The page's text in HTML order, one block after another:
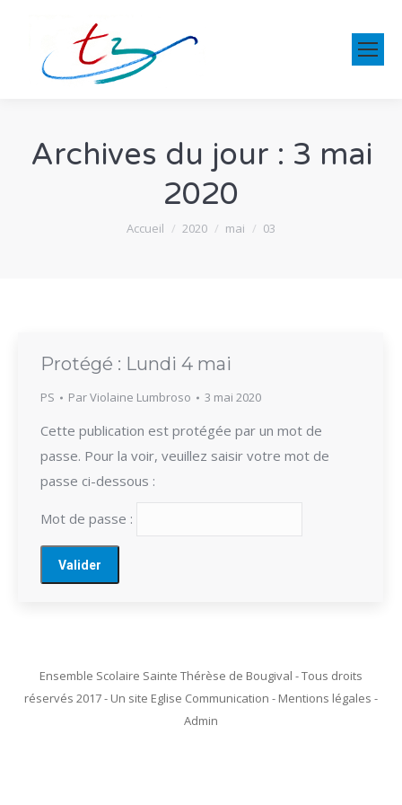
Archives du jour : 3 mai
2020
Vous êtes ici :
Accueil 2020 mai 03
Protégé : Lundi 4 mai
PS ParViolaine Lumbroso 3 mai 2020
Cette publication est protégée par un mot de
passe. Pour la voir, veuillez saisir votre mot de
passe ci-dessous :
Mot de passe :
Ensemble Scolaire Sainte Thérèse de Bougival - Tous droits
réservés 2017 - Un site Eglise Communication - Mentions légales -
Admin